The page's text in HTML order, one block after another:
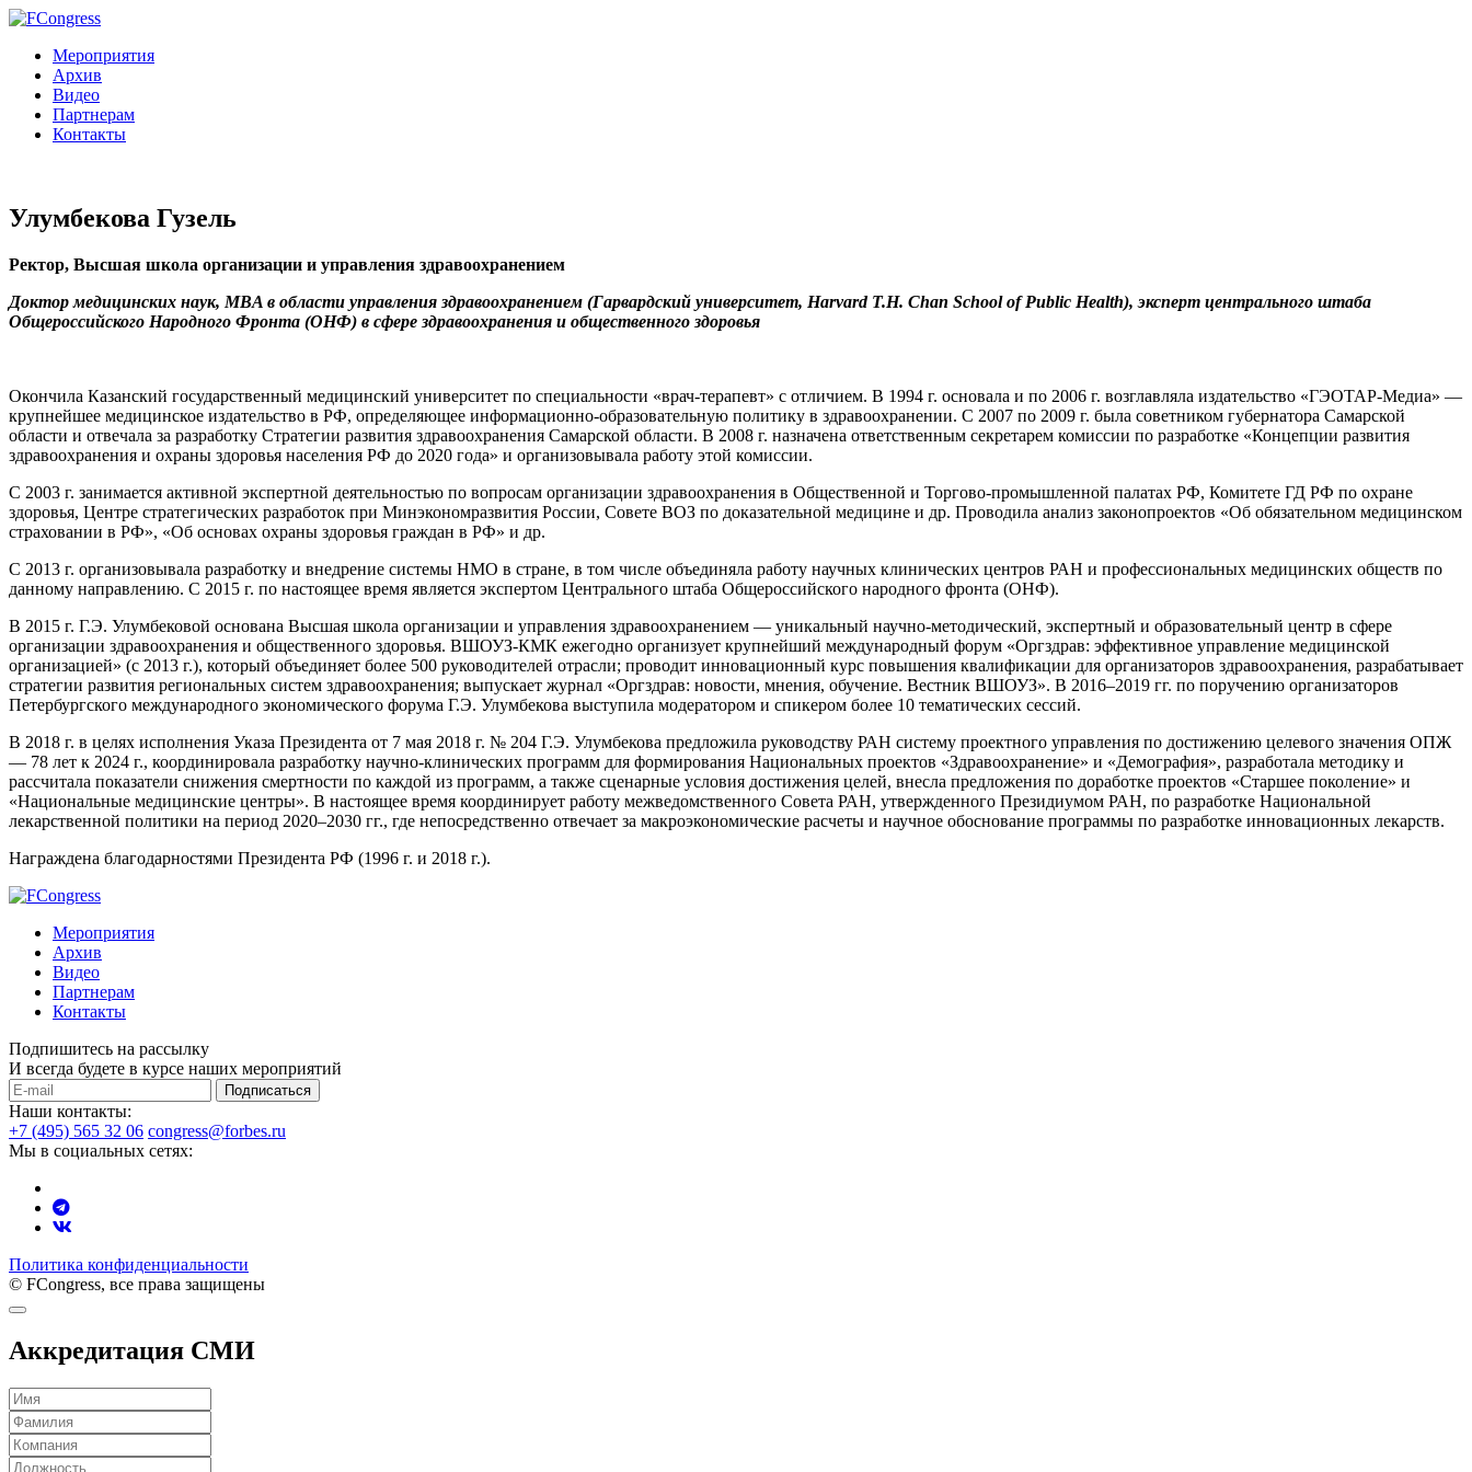
Мероприятия
Архив
Видео
Партнерам
Контакты
Улумбекова Гузель
Ректор, Высшая школа организации и управления здравоохранением
Доктор медицинских наук, MBA в области управления здравоохранением (Гарвардский университет, Harvard T.H. Chan School of Public Health), эксперт центрального штаба
Общероссийского Народного Фронта (ОНФ) в сфере здравоохранения и общественного здоровья
Окончила Казанский государственный медицинский университет по специальности «врач-терапевт» с отличием. В 1994 г. основала и по 2006 г. возглавляла издательство «ГЭОТАР-Медиа» —
крупнейшее медицинское издательство в РФ, определяющее информационно-образовательную политику в здравоохранении. С 2007 по 2009 г. была советником губернатора Самарской
области и отвечала за разработку Стратегии развития здравоохранения Самарской области. В 2008 г. назначена ответственным секретарем комиссии по разработке «Концепции развития
здравоохранения и охраны здоровья населения РФ до 2020 года» и организовывала работу этой комиссии.
С 2003 г. занимается активной экспертной деятельностью по вопросам организации здравоохранения в Общественной и Торгово-промышленной палатах РФ, Комитете ГД РФ по охране
здоровья, Центре стратегических разработок при Минэкономразвития России, Совете ВОЗ по доказательной медицине и др. Проводила анализ законопроектов «Об обязательном медицинском
страховании в РФ», «Об основах охраны здоровья граждан в РФ» и др.
С 2013 г. организовывала разработку и внедрение системы НМО в стране, в том числе объединяла работу научных клинических центров РАН и профессиональных медицинских обществ по
данному направлению. С 2015 г. по настоящее время является экспертом Центрального штаба Общероссийского народного фронта (ОНФ).
В 2015 г. Г.Э. Улумбековой основана Высшая школа организации и управления здравоохранением — уникальный научно-методический, экспертный и образовательный центр в сфере
организации здравоохранения и общественного здоровья. ВШОУЗ-КМК ежегодно организует крупнейший международный форум «Оргздрав: эффективное управление медицинской
организацией» (с 2013 г.), который объединяет более 500 руководителей отрасли; проводит инновационный курс повышения квалификации для организаторов здравоохранения, разрабатывает
стратегии развития региональных систем здравоохранения; выпускает журнал «Оргздрав: новости, мнения, обучение. Вестник ВШОУЗ». В 2016–2019 гг. по поручению организаторов
Петербургского международного экономического форума Г.Э. Улумбекова выступила модератором и спикером более 10 тематических сессий.
В 2018 г. в целях исполнения Указа Президента от 7 мая 2018 г. № 204 Г.Э. Улумбекова предложила руководству РАН систему проектного управления по достижению целевого значения ОПЖ
— 78 лет к 2024 г., координировала разработку научно-клинических программ для формирования Национальных проектов «Здравоохранение» и «Демография», разработала методику и
рассчитала показатели снижения смертности по каждой из программ, а также сценарные условия достижения целей, внесла предложения по доработке проектов «Старшее поколение» и
«Национальные медицинские центры». В настоящее время координирует работу межведомственного Совета РАН, утвержденного Президиумом РАН, по разработке Национальной
лекарственной политики на период 2020–2030 гг., где непосредственно отвечает за макроэкономические расчеты и научное обоснование программы по разработке инновационных лекарств.
Награждена благодарностями Президента РФ (1996 г. и 2018 г.).
Мероприятия
Архив
Видео
Партнерам
Контакты
Подпишитесь на рассылку
И всегда будете в курсе наших мероприятий
Подписаться
Наши контакты:
+7 (495) 565 32 06 congress@forbes.ru
Мы в социальных сетях:
Политика конфиденциальности
© FCongress, все права защищены
Аккредитация СМИ